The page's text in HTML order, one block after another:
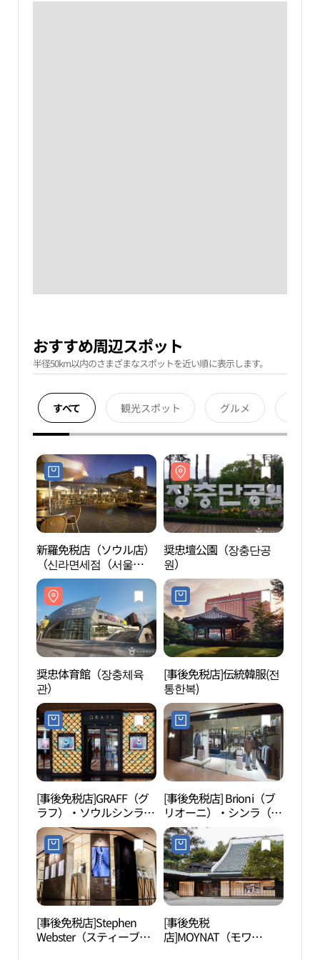
おすすめ周辺スポット
半径50km以内のさまざまなスポットを近い順に表示します。
すべて 観光スポット グルメ
新羅免税店（ソウル店）
（신라면세점（서울
점））
奨忠壇公園（장충단공
원）
奨忠体育館（장충체육
관）
[事後免税店]伝統韓服(전
통한복)
[事後免税店]GRAFF（グ
ラフ）・ソウルシンラ
（新羅）ホテル(그라프
서울신라호텔)
[事後免税店] Brioni（ブ
リオーニ）・シンラ（新
羅）ホテル店(브리오니
신라호텔점)
[事後免税店]Stephen
Webster（スティーブ
[事後免税
店]MOYNAT（モワ